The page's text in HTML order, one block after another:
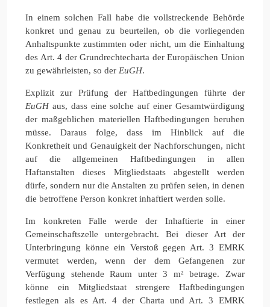
In einem solchen Fall habe die vollstreckende Behörde
konkret und genau zu beurteilen, ob die vorliegenden
Anhaltspunkte zustimmten oder nicht, um die Einhaltung
des Art. 4 der Grundrechtecharta der Europäischen Union
zu gewährleisten, so der EuGH.
Explizit zur Prüfung der Haftbedingungen führte der
EuGHaus, dass eine solche auf einer Gesamtwürdigung
der maßgeblichen materiellen Haftbedingungen beruhen
müsse. Daraus folge, dass im Hinblick auf die
Konkretheit und Genauigkeit der Nachforschungen, nicht
auf die allgemeinen Haftbedingungen in allen
Haftanstalten dieses Mitgliedstaats abgestellt werden
dürfe, sondern nur die Anstalten zu prüfen seien, in denen
die betroffene Person konkret inhaftiert werden solle.
Im konkreten Falle werde der Inhaftierte in einer
Gemeinschaftszelle untergebracht. Bei dieser Art der
Unterbringung könne ein Verstoß gegen Art. 3 EMRK
vermutet werden, wenn der dem Gefangenen zur
Verfügung stehende Raum unter 3 m² betrage. Zwar
könne ein Mitgliedstaat strengere Haftbedingungen
festlegen als es Art. 4 der Charta und Art. 3 EMRK